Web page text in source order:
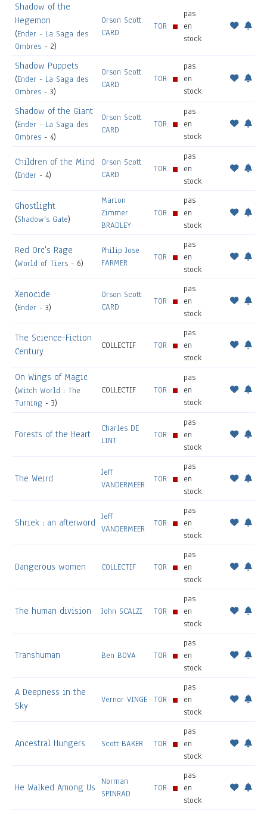
Shadow of the
Hegemon
(Ender - La Saga des
Ombres - 2)
Orson Scott
CARD
TOR
pas
en
stock
Shadow Puppets
(Ender - La Saga des
Ombres - 3)
Orson Scott
CARD
TOR
pas
en
stock
Shadow of the Giant
(Ender - La Saga des
Ombres - 4)
Orson Scott
CARD
TOR
pas
en
stock
Children of the Mind
(Ender - 4)
Orson Scott
CARD
TOR
pas
en
stock
Ghostlight
(Shadow's Gate)
Marion
Zimmer
BRADLEY
TOR
pas
en
stock
Red Orc's Rage
(World of Tiers - 6)
Philip Jose
FARMER
TOR
pas
en
stock
Xenocide
(Ender - 3)
Orson Scott
CARD
TOR
pas
en
stock
The Science-Fiction
Century
COLLECTIF TOR
pas
en
stock
On Wings of Magic
(Witch World : The
Turning - 3)
COLLECTIF TOR
pas
en
stock
Forests of the Heart
Charles DE
LINT
TOR
pas
en
stock
The Weird
Jeff
VANDERMEER
TOR
pas
en
stock
Shriek : an afterword
Jeff
VANDERMEER
TOR
pas
en
stock
Dangerous women COLLECTIF TOR
pas
en
stock
The human division John SCALZI TOR
pas
en
stock
Transhuman Ben BOVA TOR
pas
en
stock
A Deepness in the
Sky
Vernor VINGE TOR
pas
en
stock
Ancestral Hungers Scott BAKER TOR
pas
en
stock
He Walked Among Us
Norman
SPINRAD
TOR
pas
en
stock